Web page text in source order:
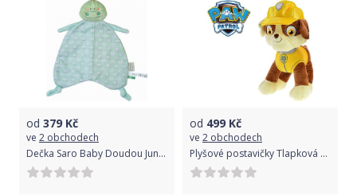
od 379 Kč
ve 2 obchodech
Dečka Saro Baby Doudou Jungle Party Crocodile 2021
od 499 Kč
ve 2 obchodech
Plyšové postavičky Tlapková patrola 27 cm